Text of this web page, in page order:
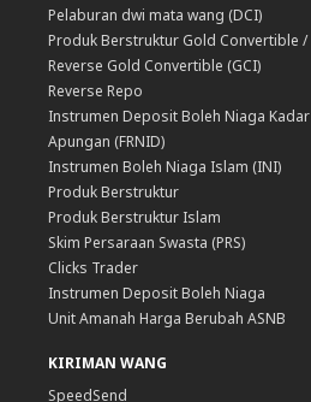
Pelaburan dwi mata wang (DCI)
Produk Berstruktur Gold Convertible /
Reverse Gold Convertible (GCI)
Reverse Repo
Instrumen Deposit Boleh Niaga Kadar
Apungan (FRNID)
Instrumen Boleh Niaga Islam (INI)
Produk Berstruktur
Produk Berstruktur Islam
Skim Persaraan Swasta (PRS)
Clicks Trader
Instrumen Deposit Boleh Niaga
Unit Amanah Harga Berubah ASNB
KIRIMAN WANG
SpeedSend